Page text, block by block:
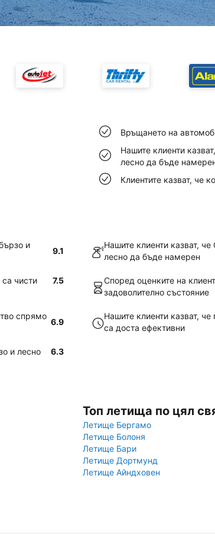
Връщането на
Нашите клиенти
лесно да бъде
Клиентите казват, че
и
9.1
Нашите клиенти казват,
лесно да бъде намерен
чисти 7.5
Според оценките на
задоволително състояние
спрямо
6.9
Нашите клиенти казват,
са доста ефективни
и лесно 6.3
Топ летища по цял
Летище Бергамо
Летище Болоня
Летище Бари
Летище Дортмунд
Летище Айндховен